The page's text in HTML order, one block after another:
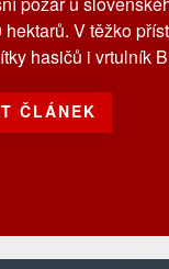
V těžko
hasičů i vrtulník
ČLÁNEK